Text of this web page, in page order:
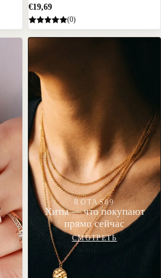
ROTAS69
Хиты — что покупают
прямо сейчас
СМОТРЕТЬ
€19,69
(0)